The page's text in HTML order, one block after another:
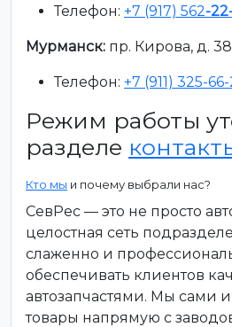
Телефон: +7 (917) 562-
Мурманск: пр. Кирова, д. 38
Телефон: +7 (911) 325-
Режим работы
разделе
Кто мы и почему выбрали нас?
СевРес — это не просто
целостная сеть
слаженно и
обеспечивать клиентов
автозапчастями. Мы сами
товары напрямую с